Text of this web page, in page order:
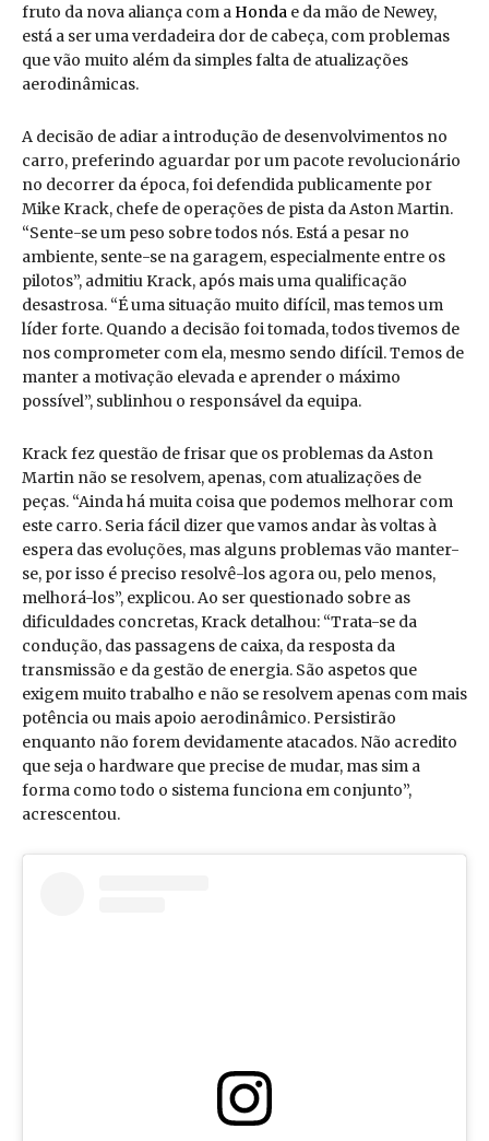
fruto da nova aliança com a Honda e da mão de Newey,
está a ser uma verdadeira dor de cabeça, com problemas
que vão muito além da simples falta de atualizações
aerodinâmicas.
A decisão de adiar a introdução de desenvolvimentos no
carro, preferindo aguardar por um pacote revolucionário
no decorrer da época, foi defendida publicamente por
Mike Krack, chefe de operações de pista da Aston Martin.
“Sente-se um peso sobre todos nós. Está a pesar no
ambiente, sente-se na garagem, especialmente entre os
pilotos”, admitiu Krack, após mais uma qualificação
desastrosa. “É uma situação muito difícil, mas temos um
líder forte. Quando a decisão foi tomada, todos tivemos de
nos comprometer com ela, mesmo sendo difícil. Temos de
manter a motivação elevada e aprender o máximo
possível”, sublinhou o responsável da equipa.
Krack fez questão de frisar que os problemas da Aston
Martin não se resolvem, apenas, com atualizações de
peças. “Ainda há muita coisa que podemos melhorar com
este carro. Seria fácil dizer que vamos andar às voltas à
espera das evoluções, mas alguns problemas vão manter-
se, por isso é preciso resolvê-los agora ou, pelo menos,
melhorá-los”, explicou. Ao ser questionado sobre as
dificuldades concretas, Krack detalhou: “Trata-se da
condução, das passagens de caixa, da resposta da
transmissão e da gestão de energia. São aspetos que
exigem muito trabalho e não se resolvem apenas com mais
potência ou mais apoio aerodinâmico. Persistirão
enquanto não forem devidamente atacados. Não acredito
que seja o hardware que precise de mudar, mas sim a
forma como todo o sistema funciona em conjunto”,
acrescentou.